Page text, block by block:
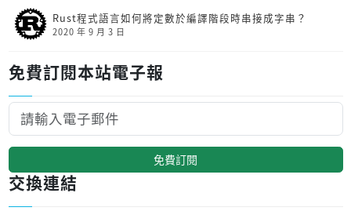
Rust程式語言如何將定數於編譯階段時串接成字串？
2020 年 9 月 3 日
免費訂閱本站電子報
免費訂閱
交換連結